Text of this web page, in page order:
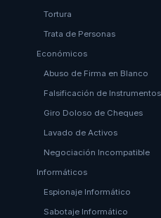
Tortura
Trata de Personas
Económicos
Abuso de Firma en Blanco
Falsificación de Instrumentos
Giro Doloso de Cheques
Lavado de Activos
Negociación Incompatible
Informáticos
Espionaje Informático
Sabotaje Informático